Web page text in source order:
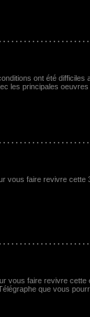
ont été
les principales oeuvres
vous faire revivre cette
vous faire revivre
que vous